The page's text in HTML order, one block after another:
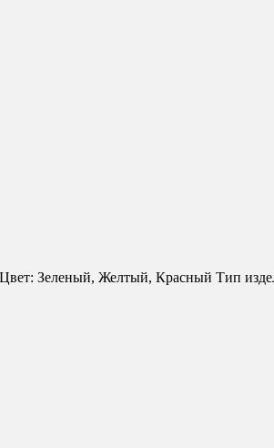
Зеленый, Желтый, Красный Тип